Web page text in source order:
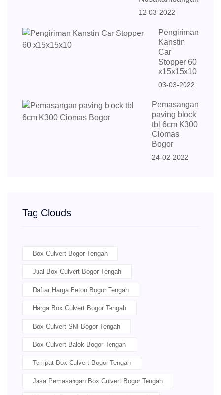
12-03-2022
Pengiriman
Kanstin
Car
Stopper 60
x15x15x10
03-03-2022
Pemasangan
paving block
tbl 6cm K300
Ciomas
Bogor
24-02-2022
Tag Clouds
Box Culvert Bogor Tengah
Jual Box Culvert Bogor Tengah
Daftar Harga Beton Bogor Tengah
Harga Box Culvert Bogor Tengah
Box Culvert SNI Bogor Tengah
Box Culvert Balok Bogor Tengah
Tempat Box Culvert Bogor Tengah
Jasa Pemasangan Box Culvert Bogor Tengah